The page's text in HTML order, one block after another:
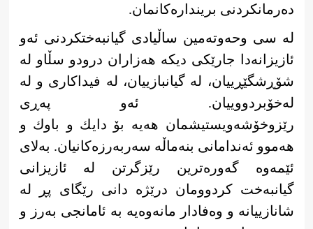
دەرمانكردنی بریندارەكانمان.
له سی وحەوتەمین ساڵیادی گیانبەختكردنی ئەو
ئازیزانەدا جارێكی دیكە هەزاران درودو سڵاو لە
شۆڕشگێڕییان، لە گیانبازییان، لە فیداكاری و لە
‌لەخۆبردووییان. ئەو پەڕی
رێزوخۆشەویستیشمان هەیە بۆ دایك و باوك و
هەموو ئەندامانی بنەماڵە سەربەرزەكانیان. بەلای
ئێمەوە گەورەترین رێزگرتن لە ئازیزانی
گیانبەخت كردوومان درێژە دانی رێگای پڕ لە
شانازییانە و وەفادار مانەوەیە بە ئامانجی بەرز و